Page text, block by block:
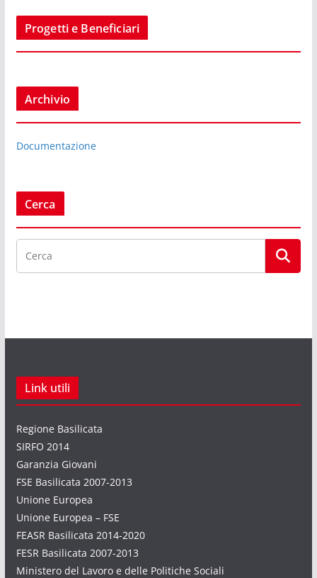
Progetti e Beneficiari
Archivio
Documentazione
Cerca
Link utili
Regione Basilicata
SIRFO 2014
Garanzia Giovani
FSE Basilicata 2007-2013
Unione Europea
Unione Europea – FSE
FEASR Basilicata 2014-2020
FESR Basilicata 2007-2013
Ministero del Lavoro e delle Politiche Sociali